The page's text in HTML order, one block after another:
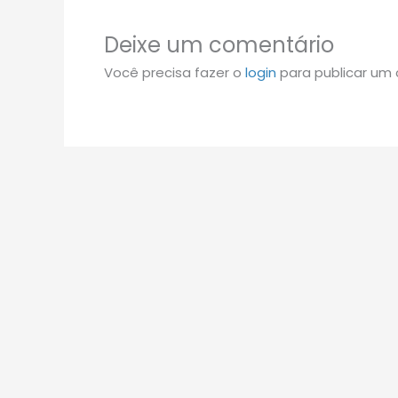
Deixe um comentário
Você precisa fazer o login para publicar um